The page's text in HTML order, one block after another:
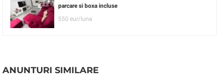
parcare si boxa incluse
550 eur/luna
ANUNTURI SIMILARE